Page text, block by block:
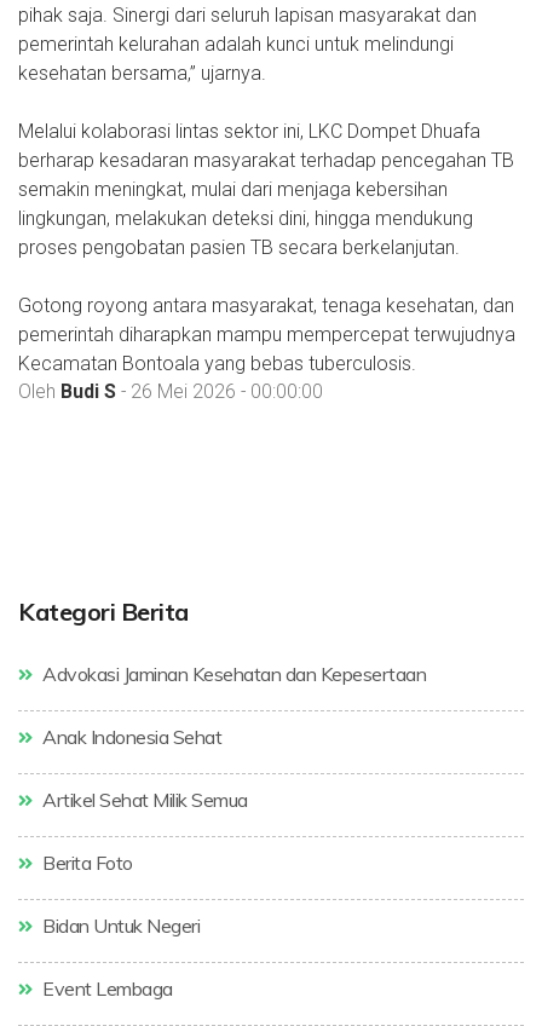
pihak saja. Sinergi dari seluruh lapisan masyarakat dan
pemerintah kelurahan adalah kunci untuk melindungi
kesehatan bersama,” ujarnya.
Melalui kolaborasi lintas sektor ini, LKC Dompet Dhuafa
berharap kesadaran masyarakat terhadap pencegahan TB
semakin meningkat, mulai dari menjaga kebersihan
lingkungan, melakukan deteksi dini, hingga mendukung
proses pengobatan pasien TB secara berkelanjutan.
Gotong royong antara masyarakat, tenaga kesehatan, dan
pemerintah diharapkan mampu mempercepat terwujudnya
Kecamatan Bontoala yang bebas tuberculosis.
Oleh Budi S - 26 Mei 2026 - 00:00:00
Kategori Berita
Advokasi Jaminan Kesehatan dan Kepesertaan
Anak Indonesia Sehat
Artikel Sehat Milik Semua
Berita Foto
Bidan Untuk Negeri
Event Lembaga